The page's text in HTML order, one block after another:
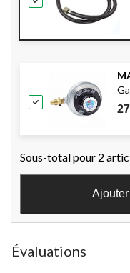
Sous-total pour 2
Évaluations